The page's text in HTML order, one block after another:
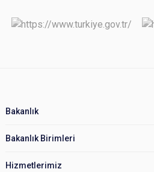
Bakanlık
Bakanlık Birimleri
Hizmetlerimiz